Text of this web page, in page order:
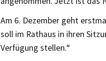
Am 6. Dezember geht
soll im Rathaus in ihren
Verfügung stellen.“